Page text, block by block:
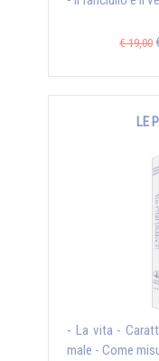
€ 19,00
LE
- La vita -
male - Come